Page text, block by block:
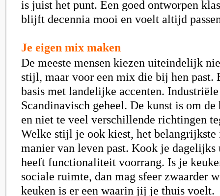
is juist het punt. Een goed ontworpen
blijft decennia mooi en voelt altijd
Je eigen mix maken
De meeste mensen kiezen uiteindelijk
stijl, maar voor een mix die bij hen past.
basis met landelijke accenten.
Scandinavisch geheel. De kunst is om de
en niet te veel verschillende richtingen
Welke stijl je ook kiest, het
manier van leven past. Kook je dagelijks
heeft functionaliteit voorrang. Is je
sociale ruimte, dan mag sfeer zwaarder
keuken is er een waarin jij je thuis voelt.